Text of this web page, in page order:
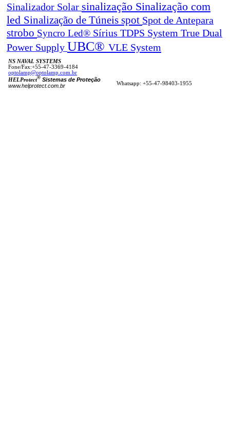
Sinalizador Solar sinalização Sinalização com
led Sinalização de Túneis spot Spot de Antepara
strobo Syncro Led® Sírius TDPS System True Dual
Power Supply UBC® VLE System
NS NAVAL SYSTEMS
Fone/Fax:+55-47-3369-4184
optolamp@optolamp.com.br
HELProtect® Sistemas de Proteção
www.helprotect.com.br
Whatsapp: +55-47-98403-1955